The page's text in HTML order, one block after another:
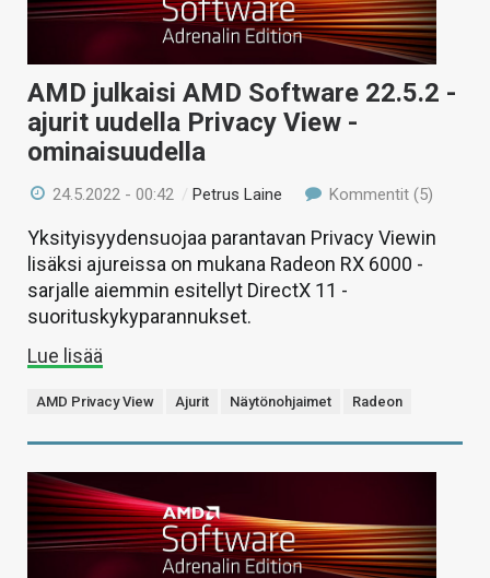
AMD julkaisi AMD Software 22.5.2 -
ajurit uudella Privacy View -
ominaisuudella
24.5.2022 - 00:42 /Petrus Laine Kommentit (5)
Yksityisyydensuojaa parantavan Privacy Viewin
lisäksi ajureissa on mukana Radeon RX 6000 -
sarjalle aiemmin esitellyt DirectX 11 -
suorituskykyparannukset.
Lue lisää
AMD Privacy View Ajurit Näytönohjaimet Radeon